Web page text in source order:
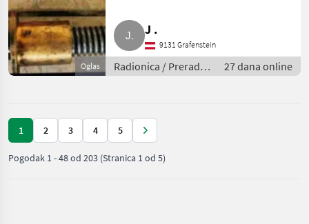
Oglas
J .
9131 Grafenstein
Radionica / Prerada
metala
27 dana online
1 2 3 4 5
Pogodak 1-48od 203 (Stranica 1 od 5)